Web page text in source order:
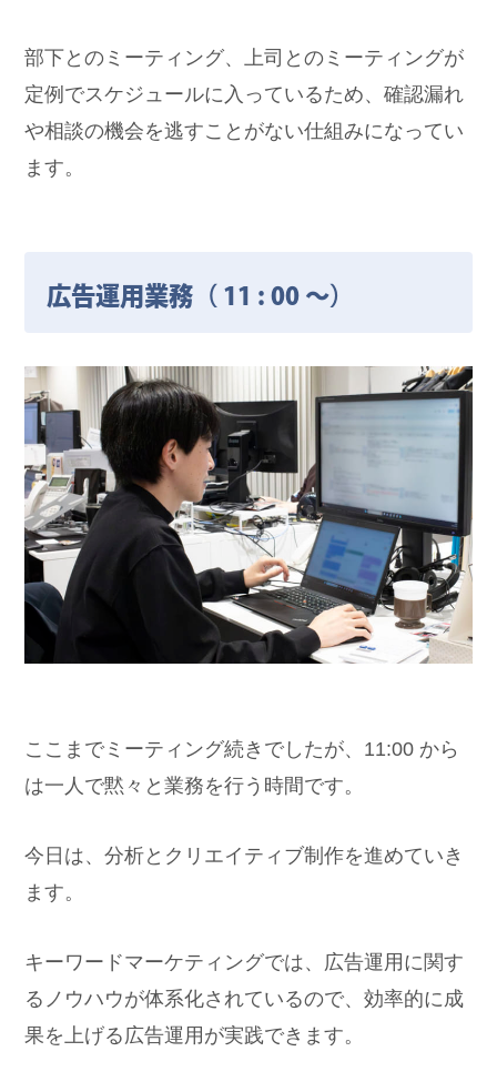
部下とのミーティング、上司とのミーティングが
定例でスケジュールに入っているため、確認漏れ
や相談の機会を逃すことがない仕組みになってい
ます。
広告運用業務（ 11 : 00 ～）
ここまでミーティング続きでしたが、11:00 から
は一人で黙々と業務を行う時間です。
今日は、分析とクリエイティブ制作を進めていき
ます。
キーワードマーケティングでは、広告運用に関す
るノウハウが体系化されているので、効率的に成
果を上げる広告運用が実践できます。